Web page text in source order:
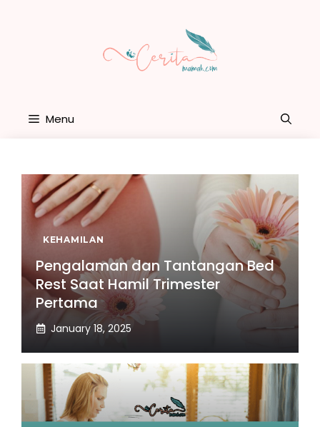
Menu
KEHAMILAN
Pengalaman dan Tantangan Bed
Rest Saat Hamil Trimester
Pertama
January 18, 2025